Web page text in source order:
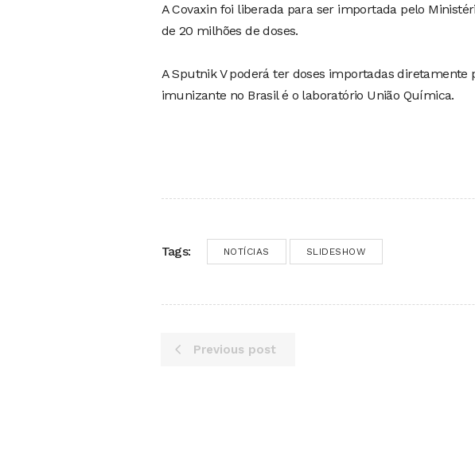
A Covaxin foi liberada para ser importada pelo
de 20 milhões de doses.
A Sputnik V poderá ter doses importadas diretamente
imunizante no Brasil é o laboratório União Química.
Tags: NOTÍCIAS SLIDESHOW
Previous post